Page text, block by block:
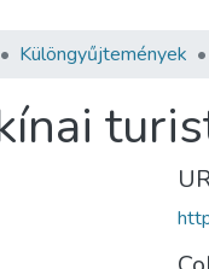
Különgyűjtemények